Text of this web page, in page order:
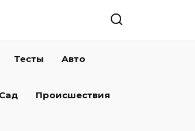
Тесты Авто
Сад Происшествия